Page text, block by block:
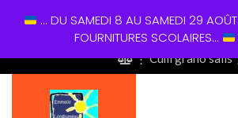
01 60 49
⋮ Cum grano salis
... DU SAMEDI 8 AU SAMEDI 29 AOÛT
FOURNITURES SCOLAIRES...